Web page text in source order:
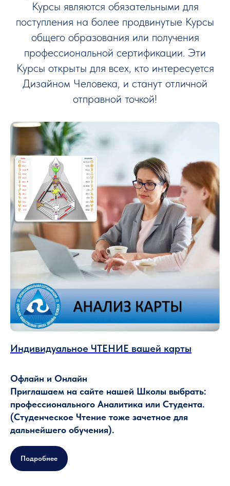
Курсы являются обязательными для
поступления на более продвинутые Курсы
общего образования или получения
профессиональной сертификации. Эти
Курсы открыты для всех, кто интересуется
Дизайном Человека, и станут отличной
отправной точкой!
Индивидуальное ЧТЕНИЕ вашей карты
Офлайн и Онлайн
Приглашаем на сайте нашей Школы выбрать:
профессионального Аналитика или Студента.
(Студенческое Чтение тоже зачетное для
дальнейшего обучения).
Подробнее